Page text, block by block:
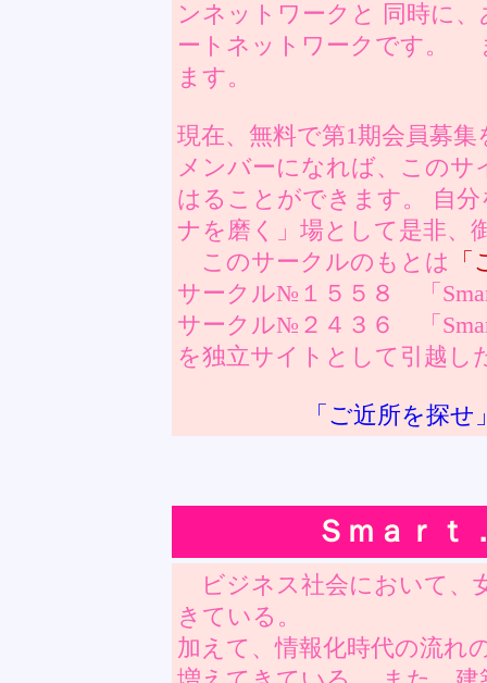
ンネットワークと 同時に
ートネットワークです。
ます。
現在、無料で第1期会員募
メンバーになれば、このサ
はることができます。 自
ナを磨く」場として是非、
このサークルのもとは
サークル№１５５８ 「
サークル№２４３６ 「
を独立サイトとして引越
「ご近所を探せ
Ｓｍａｒｔ
ビジネス社会において、
きている。
加えて、情報化時代の流れ